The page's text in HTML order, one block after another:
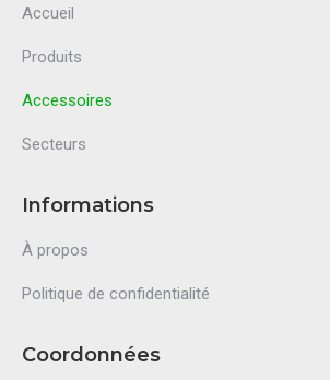
Accueil
Produits
Accessoires
Secteurs
Informations
À propos
Politique de confidentialité
Coordonnées